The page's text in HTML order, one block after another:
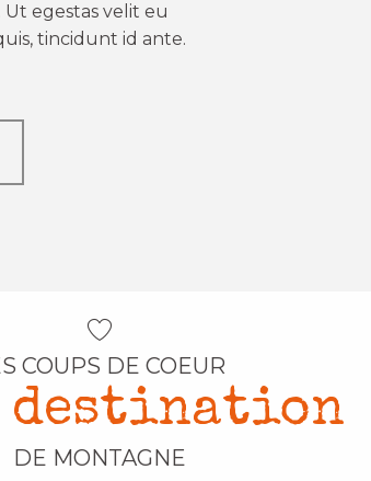
egestas velit eu
tincidunt id ante.
COUPS DE COEUR
destination
DE MONTAGNE